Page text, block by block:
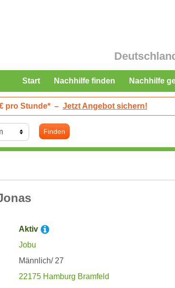
Start Nachhilfe finden Nachhilfe
pro Stunde* – Jetzt Angebot sichern!
Finden
Aktiv
Jobu
Männlich/ 27
22175 Hamburg Bramfeld